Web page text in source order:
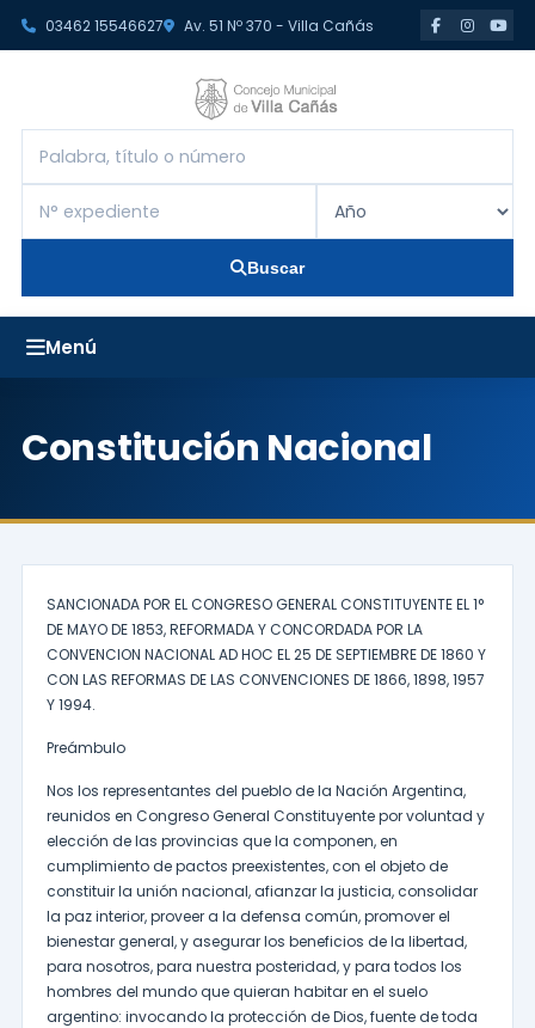
03462 15546627 Av. 51 Nº 370 - Villa Cañás
Buscar
Constitución Nacional
SANCIONADA POR EL CONGRESO GENERAL CONSTITUYENTE EL 1°
DE MAYO DE 1853, REFORMADA Y CONCORDADA POR LA
CONVENCION NACIONAL AD HOC EL 25 DE SEPTIEMBRE DE 1860 Y
CON LAS REFORMAS DE LAS CONVENCIONES DE 1866, 1898, 1957
Y 1994.
Preámbulo
Nos los representantes del pueblo de la Nación Argentina,
reunidos en Congreso General Constituyente por voluntad y
elección de las provincias que la componen, en
cumplimiento de pactos preexistentes, con el objeto de
constituir la unión nacional, afianzar la justicia, consolidar
la paz interior, proveer a la defensa común, promover el
bienestar general, y asegurar los beneficios de la libertad,
para nosotros, para nuestra posteridad, y para todos los
hombres del mundo que quieran habitar en el suelo
argentino: invocando la protección de Dios, fuente de toda